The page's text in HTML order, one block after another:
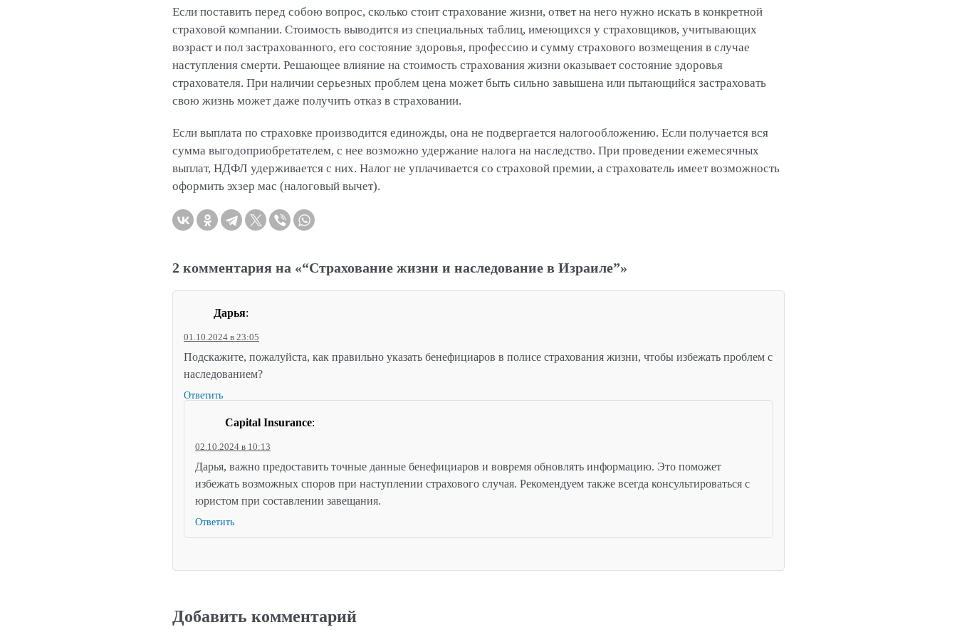
Если поставить перед собою вопрос, сколько стоит страхование жизни, ответ на него нужно искать в конкретной
страховой компании. Стоимость выводится из специальных таблиц, имеющихся у страховщиков, учитывающих
возраст и пол застрахованного, его состояние здоровья, профессию и сумму страхового возмещения в случае
наступления смерти. Решающее влияние на стоимость страхования жизни оказывает состояние здоровья
страхователя. При наличии серьезных проблем цена может быть сильно завышена или пытающийся застраховать
свою жизнь может даже получить отказ в страховании.
Если выплата по страховке производится единожды, она не подвергается налогообложению. Если получается вся
сумма выгодоприобретателем, с нее возможно удержание налога на наследство. При проведении ежемесячных
выплат, НДФЛ удерживается с них. Налог не уплачивается со страховой премии, а страхователь имеет возможность
оформить эхзер мас (налоговый вычет).
2 комментария на «“Страхование жизни и наследование в Израиле”»
Дарья:
01.10.2024 в 23:05
Подскажите, пожалуйста, как правильно указать бенефициаров в полисе страхования жизни, чтобы избежать проблем с
наследованием?
Ответить
Capital Insurance:
02.10.2024 в 10:13
Дарья, важно предоставить точные данные бенефициаров и вовремя обновлять информацию. Это поможет
избежать возможных споров при наступлении страхового случая. Рекомендуем также всегда консультироваться с
юристом при составлении завещания.
Ответить
Добавить комментарий